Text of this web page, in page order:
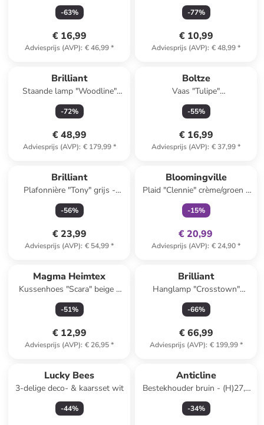
-63%
€ 16,99
Adviesprijs (AVP): € 46,99*
rood - 100 ml
-77%
€ 10,99
Adviesprijs (AVP): € 48,99*
Brilliant
Staande lamp "Woodline"
naturel - (H)139 x Ø 36 cm
-72%
€ 48,99
Adviesprijs (AVP): € 179,99*
Boltze
Vaas "Tulipe"
crème/meerkleurig - (B)11,5 x
(H)13,5 x (T)11 cm
-55%
€ 16,99
Adviesprijs (AVP): € 37,99*
Brilliant
Plafonnière "Tony" grijs -
(H)24 x Ø 35 cm
-56%
€ 23,99
Adviesprijs (AVP): € 54,99*
Bloomingville
Plaid "Clennie" crème/groen -
(L)160 x (B)130 cm
-15%
€ 20,99
Adviesprijs (AVP): € 24,90*
Magma Heimtex
Kussenhoes "Scara" beige -
(L)45 x (B)45 cm
-51%
€ 12,99
Adviesprijs (AVP): € 26,95*
Brilliant
Hanglamp "Crosstown"
naturel - Ø 56 cm
-66%
€ 66,99
Adviesprijs (AVP): € 199,99*
Lucky Bees
3-delige deco- & kaarsset wit
-44%
Anticline
Bestekhouder bruin - (H)27,5
x Ø 14 cm
-34%